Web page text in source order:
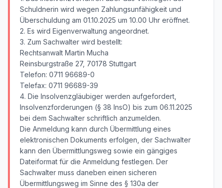
Schuldnerin wird wegen Zahlungsunfähigkeit und
Überschuldung am 01.10.2025 um 10.00 Uhr eröffnet.
2. Es wird Eigenverwaltung angeordnet.
3. Zum Sachwalter wird bestellt:
Rechtsanwalt Martin Mucha
Reinsburgstraße 27, 70178 Stuttgart
Telefon: 0711 96689-0
Telefax: 0711 96689-39
4. Die Insolvenzgläubiger werden aufgefordert,
Insolvenzforderungen (§ 38 InsO) bis zum 06.11.2025
bei dem Sachwalter schriftlich anzumelden.
Die Anmeldung kann durch Übermittlung eines
elektronischen Dokuments erfolgen, der Sachwalter
kann den Übermittlungsweg sowie ein gängiges
Dateiformat für die Anmeldung festlegen. Der
Sachwalter muss daneben einen sicheren
Übermittlungsweg im Sinne des § 130a der